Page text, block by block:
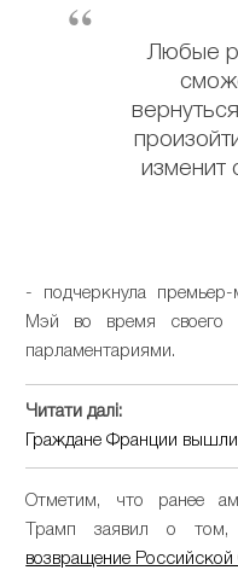
Любые
изменит
- подчеркнула
Мэй во время своего
парламентариями.
Читати далі:
Граждане Франции
Отметим, что ранее
Трамп заявил о том,
возвращение Российской